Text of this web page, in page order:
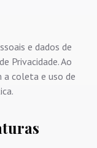
e dados de
Privacidade. Ao
a coleta e uso de